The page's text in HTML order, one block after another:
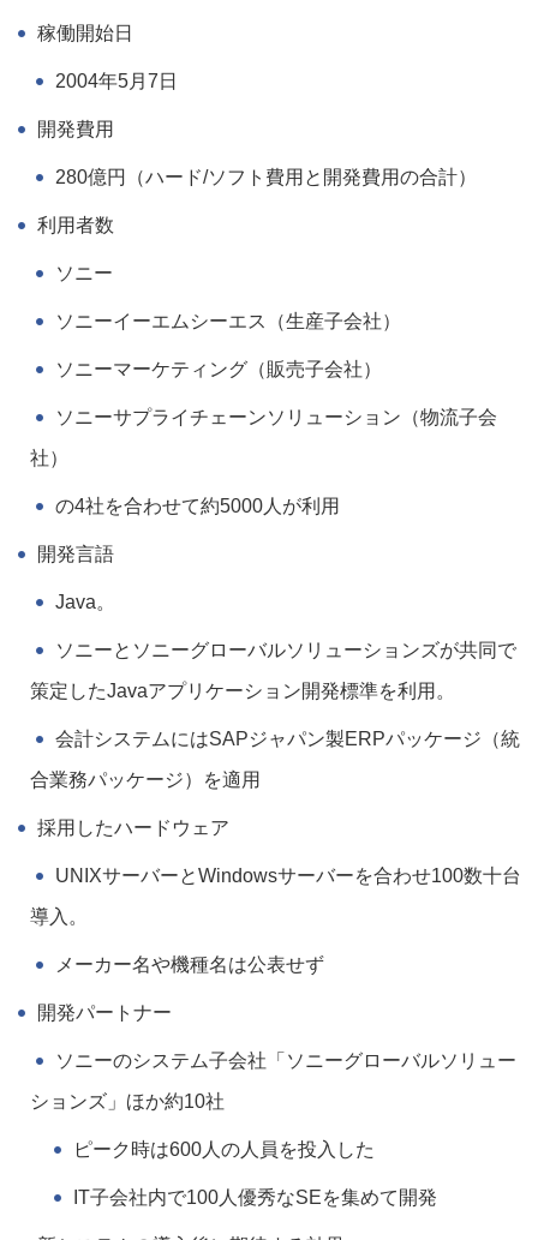
稼働開始日
2004年5月7日
開発費用
280億円（ハード/ソフト費用と開発費用の合計）
利用者数
ソニー
ソニーイーエムシーエス（生産子会社）
ソニーマーケティング（販売子会社）
ソニーサプライチェーンソリューション（物流子会
社）
の4社を合わせて約5000人が利用
開発言語
Java。
ソニーとソニーグローバルソリューションズが共同で
策定したJavaアプリケーション開発標準を利用。
会計システムにはSAPジャパン製ERPパッケージ（統
合業務パッケージ）を適用
採用したハードウェア
UNIXサーバーとWindowsサーバーを合わせ100数十台
導入。
メーカー名や機種名は公表せず
開発パートナー
ソニーのシステム子会社「ソニーグローバルソリュー
ションズ」ほか約10社
ピーク時は600人の人員を投入した
IT子会社内で100人優秀なSEを集めて開発